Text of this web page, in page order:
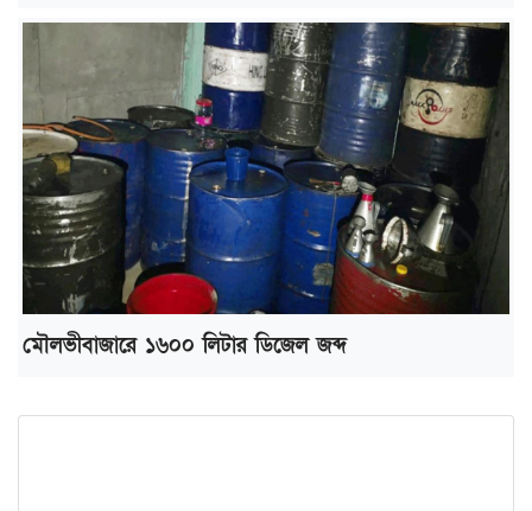
মৌলভীবাজারে ১৬০০ লিটার ডিজেল জব্দ